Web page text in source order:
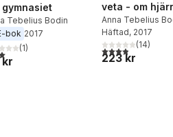
Tebelius Bodin
bok 2017
5 stjärnor. Totalt antal röster:
(1)
kr
veta - om
inlärning och
motivation
Anna Tebelius
Häftad, 2017
3,9utav 5(14)
223 kr